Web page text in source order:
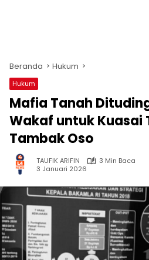
Beranda Hukum
Hukum
Mafia Tanah
Wakaf untuk Kuasai
Tambak Oso
TAUFIK ARIFIN
3 Min Baca
3 Januari 2026